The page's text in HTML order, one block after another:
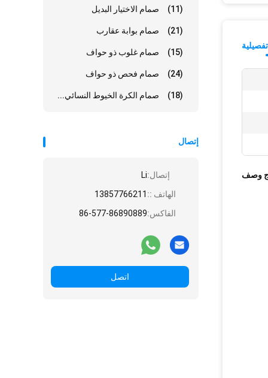
صمام الاختيار البديل (11)
صمام بوابة عقارب (21)
صمام غلوب ذو حواف (15)
صمام فحص ذو حواف (24)
صمام الكرة الخيوط النسائي... (18)
إتصال
إتصال:Li
الهاتف :: 13857766211
الفاكس:86-577-86890889
اتصل
وصف